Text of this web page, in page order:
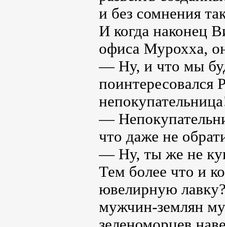
и без сомнения
И когда наконец
офиса Мурохха,
— Ну, и что мы
поинтересовался
—
что даже не
— Ну, ты же не
Тем более что и
ювелирную
мужчин-землян